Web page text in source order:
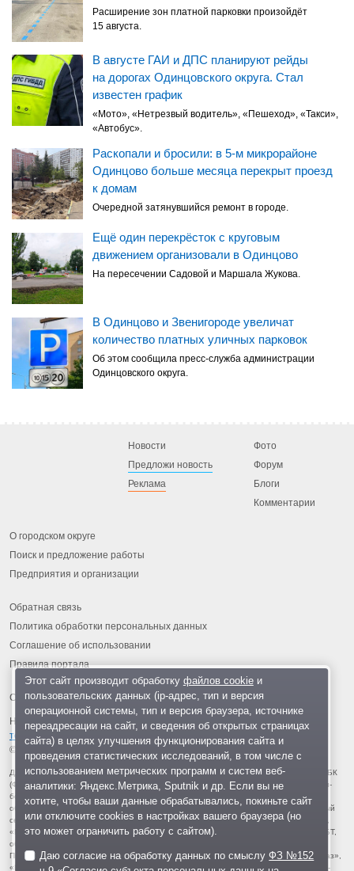
Расширение зон платной парковки произойдёт
15 августа.
В августе ГАИ и ДПС планируют рейды
на дорогах Одинцовского округа. Стал
известен график
«Мото», «Нетрезвый водитель», «Пешеход», «Такси»,
«Автобус».
Раскопали и бросили: в 5-м микрорайоне
Одинцово больше месяца перекрыт проезд
к домам
Очередной затянувшийся ремонт в городе.
Ещё один перекрёсток с круговым
движением организовали в Одинцово
На пересечении Садовой и Маршала Жукова.
В Одинцово и Звенигороде увеличат
количество платных уличных парковок
Об этом сообщила пресс-служба администрации
Одинцовского округа.
Новости
Предложи новость
Реклама
Фото
Форум
Блоги
Комментарии
О городском округе
Поиск и предложение работы
Предприятия и организации
Обратная связь
Политика обработки персональных данных
Соглашение об использовании
Правила портала
На информационном ресурсе применяются рекомендательные
технологии
© 2013-2026 «ОИНФО»,
сделано в Одинцово
Для читателей: В России признаны экстремистскими и запрещены организации ФБК
(Фонд борьбы с коррупцией, признан иноагентом), Штабы Навального, «Национал-
большевистская партия», «Свидетели Иеговы», «Армия воли народа», «Русский
общенациональный союз», «Движение против нелегальной иммиграции», «Правый
сектор», УНА-УНСО, УПА, «Тризуб им. Степана Бандеры», «Мизантропик дивижн»,
«Меджлис крымскотатарского народа», движение «Артподготовка», движение ЛГБТ,
общероссийская политическая партия «Воля», АУЕ, батальоны «Азов» и «Айдар».
Признаны террористическими и запрещены: «Движение Талибан», «Имарат Кавказ»,
«Исламское государство» (ИГ, ИГИЛ), Джебхад-ан-Нусра, «АУМ Синрике», «Братья-
Этот сайт производит обработку файлов cookieи
пользовательских данных (ip-адрес, тип и версия
операционной системы, тип и версия браузера, источнике
переадресации на сайт, и сведения об открытых страницах
сайта) в целях улучшения функционирования сайта и
проведения статистических исследований, в том числе с
использованием метрических программ и систем веб-
аналитики: Яндекс.Метрика, Sputnik и др. Если вы не
хотите, чтобы ваши данные обрабатывались, покиньте сайт
или отключите cookies в настройках вашего браузера (но
это может ограничить работу с сайтом).
Даю согласие на обработку данных по смыслуФЗ №152